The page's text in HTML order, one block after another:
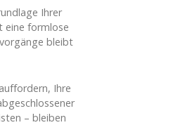
Ihrer
eine formlose
bleibt
Ihre
– bleiben